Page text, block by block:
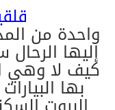
واحدة من
إليها الرحال
كيف لا وهي
بها